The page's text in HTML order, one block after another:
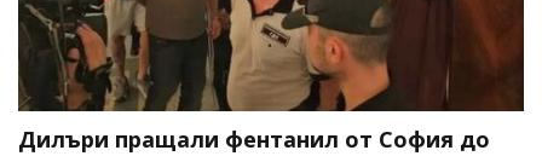
Дилъри пращали фентанил от София до